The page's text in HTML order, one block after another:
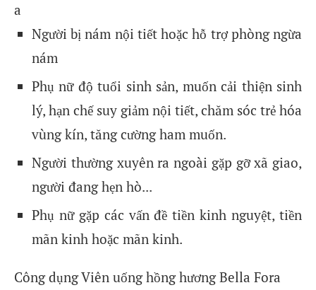
a
Người bị nám nội tiết hoặc hỗ trợ phòng ngừa
nám
Phụ nữ độ tuổi sinh sản, muốn cải thiện sinh
lý, hạn chế suy giảm nội tiết, chăm sóc trẻ hóa
vùng kín, tăng cường ham muốn.
Người thường xuyên ra ngoài gặp gỡ xã giao,
người đang hẹn hò...
Phụ nữ gặp các vấn đề tiền kinh nguyệt, tiền
mãn kinh hoặc mãn kinh.
Công dụng Viên uống hồng hương Bella Fora